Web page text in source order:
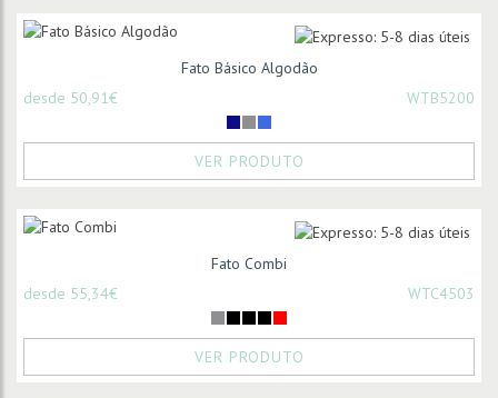
Fato Básico Algodão
desde 50,91€
WTB5200
VER PRODUTO
Fato Combi
desde 55,34€
WTC4503
VER PRODUTO